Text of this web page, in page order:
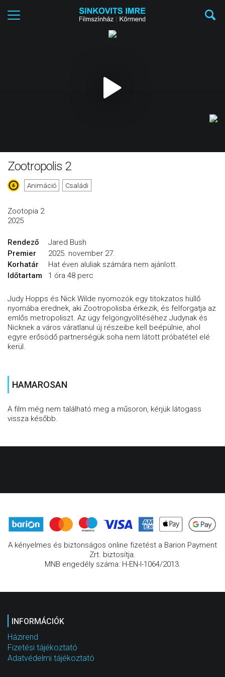
Zootropolis 2
Animáció Családi
Zootopia 2
2025
Rendező
Jared Bush
Premier
2025. november 27.
Korhatár
Hat éven aluliak számára nem ajánlott.
Időtartam
1 óra 48 perc
Judy Hopps és Nick Wilde nyomozók egy titokzatos hüllő
nyomába erednek, aki Zootropolisba érkezik, és felforgatja az
emlős metropoliszt. Az ügy felgöngyölítéséhez Judynak és
Nicknek a város váratlanul új részeibe kell beépülnie, ahol
egyre erősödő partnerségük soha nem látott próbatétel elé
kerül.
HAMAROSAN
A film még nem található meg a műsoron, kérjük látogass
vissza később.
A kényelmes és biztonságos online fizetést a Barion Payment
Zrt. biztosítja.
MNB engedély száma: H-EN-I-1064/2013.
INFORMÁCIÓK
Házirend
Fizetési tájékoztató
Adatvédelmi tájékoztató